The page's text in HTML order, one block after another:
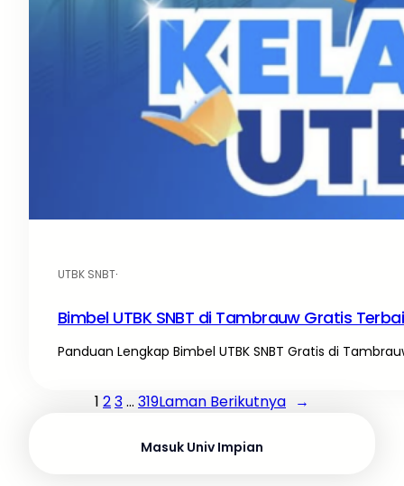
UTBK SNBT·
Bimbel UTBK SNBT di Tambrauw Gratis
Panduan Lengkap Bimbel UTBK SNBT Gratis di
1 23… 319Laman Berikutnya →
Masuk Univ Impian